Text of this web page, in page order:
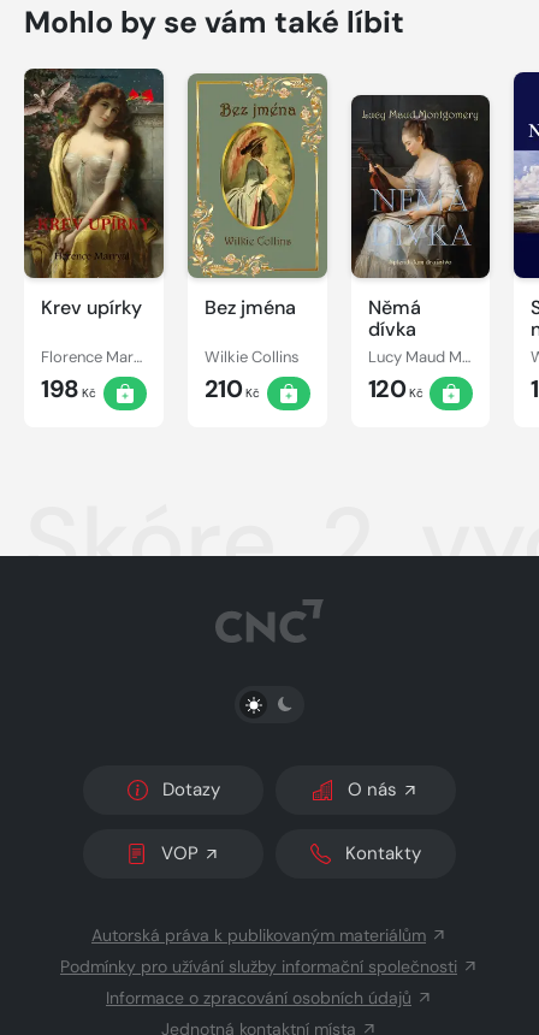
Mohlo by se vám také líbit
Krev upírky
Florence Marryat
198 Kč
Bez jména
Wilkie Collins
210Kč
Němá
dívka
Lucy Maud Montgomery
120Kč
Skóre, 2.
PŘEPNOUT SVĚTLÝ/TMAVÝ REŽIM
Dotazy O nás
VOP Kontakty
Autorská práva k publikovaným materiálům
Podmínky pro užívání služby informační společnosti
Informace o zpracování osobních údajů
Jednotná kontaktní místa